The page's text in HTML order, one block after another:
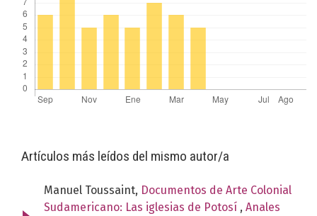
Artículos más leídos del mismo autor/a
Manuel Toussaint, Documentos de Arte Colonial
Sudamericano: Las iglesias de Potosí , Anales